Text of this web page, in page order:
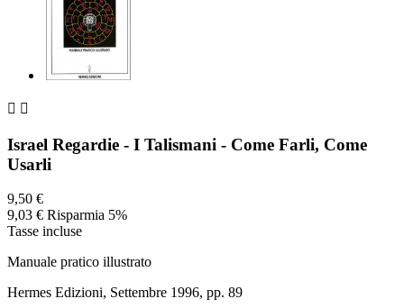
 
Israel Regardie - I Talismani - Come Farli, Come
Usarli
9,50 €
9,03 € Risparmia 5%
Tasse incluse
Manuale pratico illustrato
Hermes Edizioni, Settembre 1996, pp. 89